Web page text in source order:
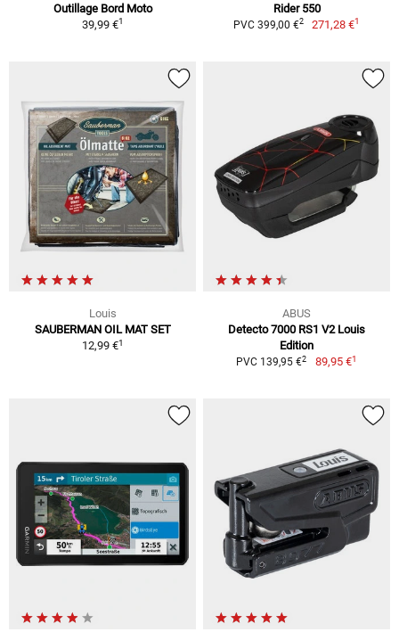
Outillage Bord Moto
39,99 €1
Rider 550
PVC 399,00 €2 271,28 €1
Louis
SAUBERMAN OIL MAT SET
12,99 €1
ABUS
Detecto 7000 RS1 V2 Louis
Edition
PVC 139,95 €2 89,95 €1